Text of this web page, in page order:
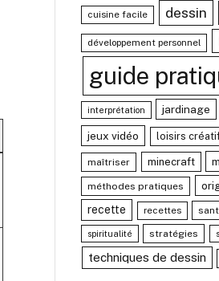
cuisine facile dessin
développement personnel
guide
interprétation jardinage
jeux vidéo loisirs
maîtriser minecraft
méthodes pratiques
recette recettes
spiritualité stratégies
techniques de dessin